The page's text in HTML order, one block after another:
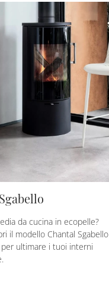
da cucina in ecopelle?
il modello Chantal Sgabello
ultimare i tuoi interni